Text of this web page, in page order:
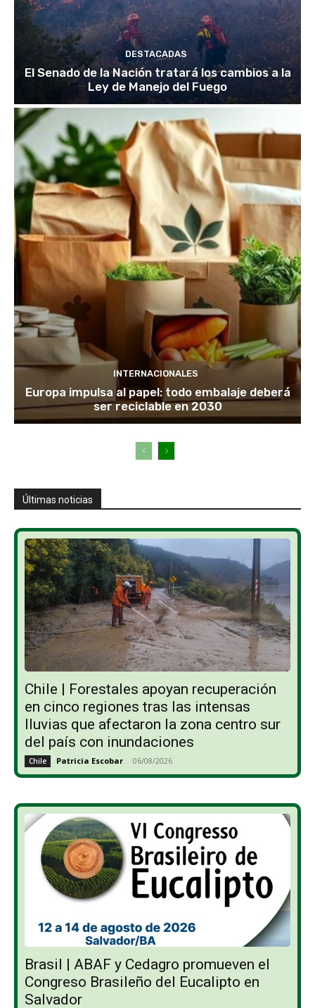
DESTACADAS
El Senado de la Nación tratará los cambios a la
Ley de Manejo del Fuego
INTERNACIONALES
Europa impulsa al papel: todo embalaje deberá
ser reciclable en 2030
Últimas noticias
Chile | Forestales apoyan recuperación
en cinco regiones tras las intensas
lluvias que afectaron la zona centro sur
del país con inundaciones
Chile Patricia Escobar - 06/08/2026
Brasil | ABAF y Cedagro promueven el
Congreso Brasileño del Eucalipto en
Salvador